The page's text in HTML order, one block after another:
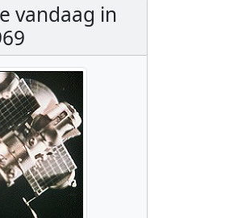
vandaag in